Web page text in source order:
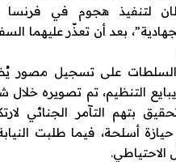
لتنفيذ هجوم في
بعد أن تعذّر عليهما
على تسجيل مصور
التنظيم، تم تصويره
بتهم التآمر الجنائي
أسلحة، فيما طلبت
الاحتياطي.